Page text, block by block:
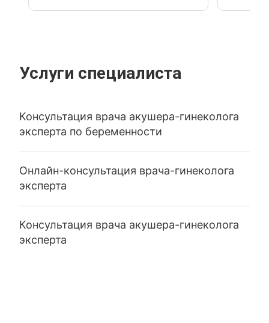
Услуги специалиста
Консультация врача акушера-гинеколога
эксперта по беременности
Онлайн-консультация врача-гинеколога
эксперта
Консультация врача акушера-гинеколога
эксперта